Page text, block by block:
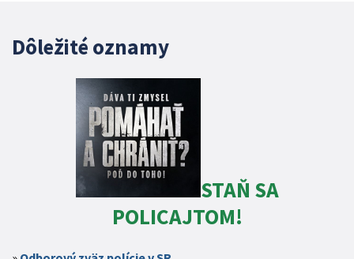
Dôležité oznamy
STAŇ SA
POLICAJTOM!